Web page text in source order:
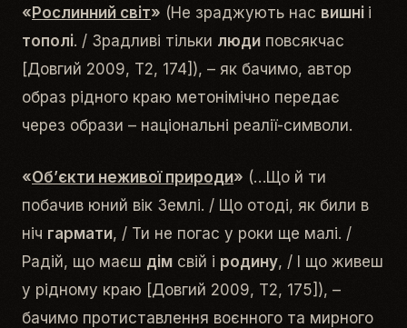
«Рослинний світ» (Не зраджують нас вишні і
тополі. / Зрадливі тільки люди повсякчас
[Довгий 2009, Т2, 174]), – як бачимо, автор
образ рідного краю метонімічно передає
через образи – національні реалії-символи.
«Об’єкти неживої природи» (…Що й ти
побачив юний вік Землі. / Що отоді, як били в
ніч гармати, / Ти не погас у роки ще малі. /
Радій, що маєш дім свій і родину, / І що живеш
у рідному краю [Довгий 2009, Т2, 175]), –
бачимо протиставлення воєнного та мирного